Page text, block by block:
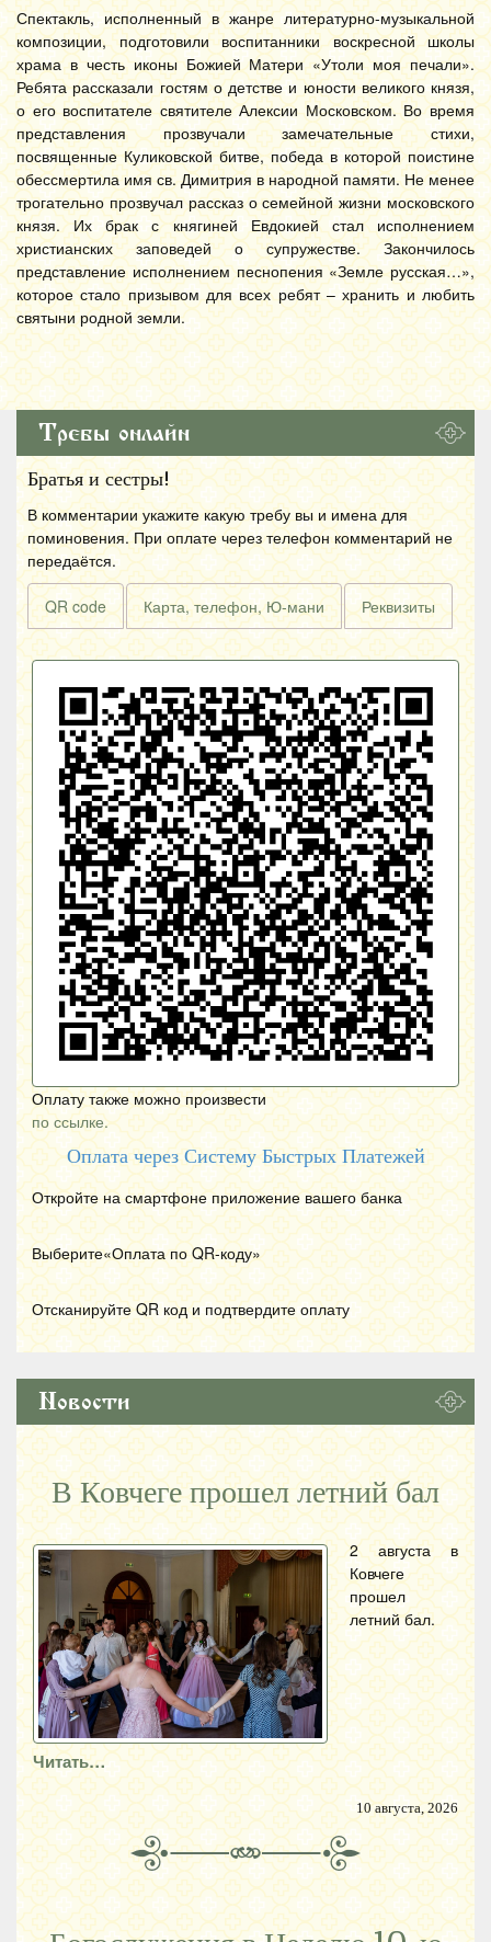
Спектакль, исполненный в жанре литературно-музыкальной
композиции, подготовили воспитанники воскресной школы
храма в честь иконы Божией Матери «Утоли моя печали».
Ребята рассказали гостям о детстве и юности великого князя,
о его воспитателе святителе Алексии Московском. Во время
представления прозвучали замечательные стихи,
посвященные Куликовской битве, победа в которой поистине
обессмертила имя св. Димитрия в народной памяти. Не менее
трогательно прозвучал рассказ о семейной жизни московского
князя. Их брак с княгиней Евдокией стал исполнением
христианских заповедей о супружестве. Закончилось
представление исполнением песнопения «Земле русская…»,
которое стало призывом для всех ребят – хранить и любить
святыни родной земли.
Требы онлайн
Братья и сестры!
В комментарии укажите какую требу вы и имена для
поминовения. При оплате через телефон комментарий не
передаётся.
QR code Карта, телефон, Ю-мани Реквизиты
Оплату также можно произвести
по ссылке.
Оплата через Систему Быстрых Платежей
Откройте на смартфоне приложение вашего банка
Выберите«Оплата по QR-коду»
Отсканируйте QR код и подтвердите оплату
Новости
В Ковчеге прошел летний бал
2 августа в
Ковчеге
прошел
летний бал.
Читать…
10 августа, 2026